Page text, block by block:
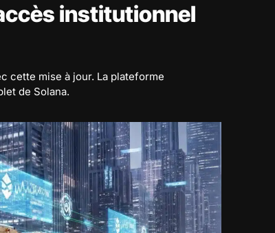
institutionnel
cette mise à jour. La plateforme
de Solana.